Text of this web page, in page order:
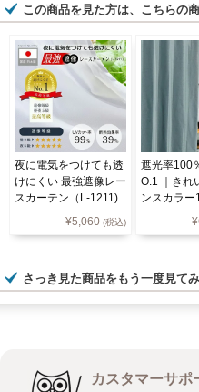
この商品を見た方は、こちらの
夜に電気をつけても透
けにくい 最強遮像レー
スカーテン（L-1211)
¥5,060 (税込)
遮光率100
O.1 ｜きれ
ンスカラー
¥
さっき見た商品をもう一度見て
カスタマーサポ